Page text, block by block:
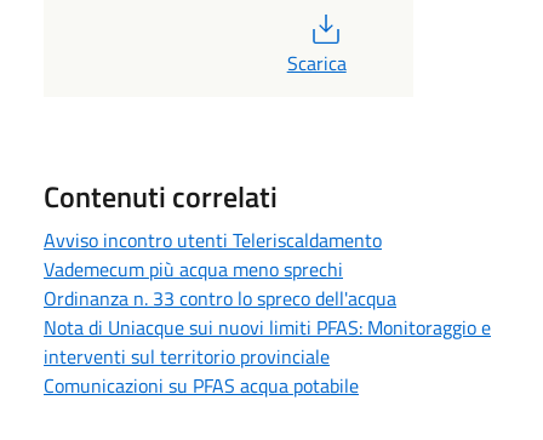
Scarica
Contenuti correlati
Avviso incontro utenti Teleriscaldamento
Vademecum più acqua meno sprechi
Ordinanza n. 33 contro lo spreco dell'acqua
Nota di Uniacque sui nuovi limiti PFAS: Monitoraggio e
interventi sul territorio provinciale
Comunicazioni su PFAS acqua potabile